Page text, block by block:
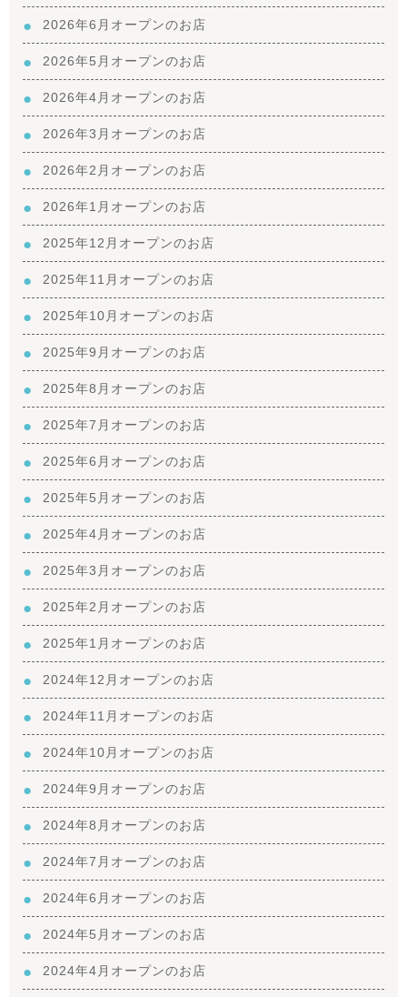
2026年6月オープンのお店
2026年5月オープンのお店
2026年4月オープンのお店
2026年3月オープンのお店
2026年2月オープンのお店
2026年1月オープンのお店
2025年12月オープンのお店
2025年11月オープンのお店
2025年10月オープンのお店
2025年9月オープンのお店
2025年8月オープンのお店
2025年7月オープンのお店
2025年6月オープンのお店
2025年5月オープンのお店
2025年4月オープンのお店
2025年3月オープンのお店
2025年2月オープンのお店
2025年1月オープンのお店
2024年12月オープンのお店
2024年11月オープンのお店
2024年10月オープンのお店
2024年9月オープンのお店
2024年8月オープンのお店
2024年7月オープンのお店
2024年6月オープンのお店
2024年5月オープンのお店
2024年4月オープンのお店